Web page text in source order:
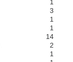
1
3
1
1
14
2
1